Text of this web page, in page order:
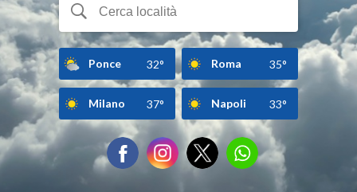
Ponce 32° Roma 35°
Milano 37° Napoli 33°